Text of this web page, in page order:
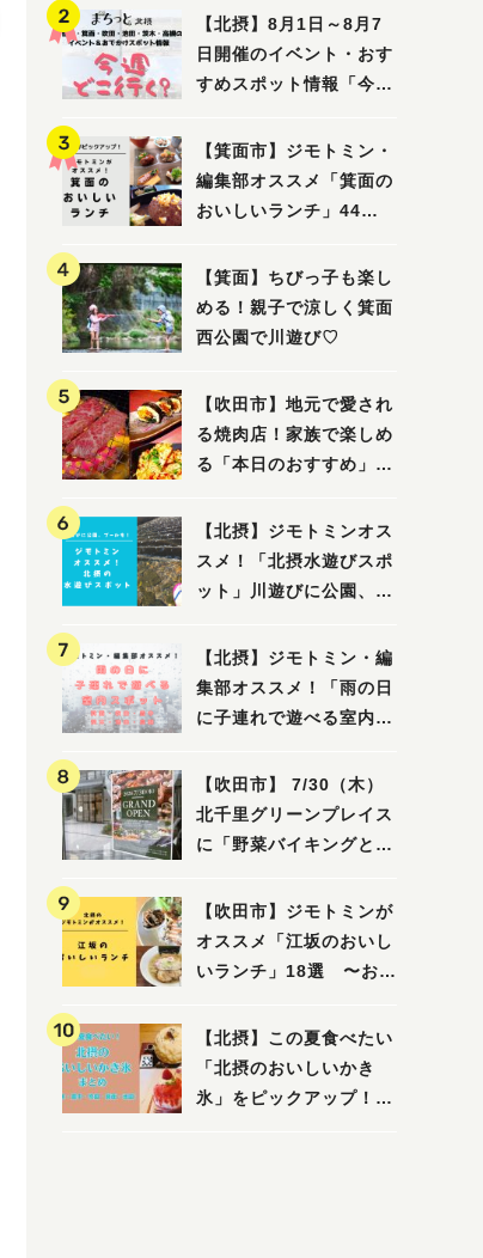
【北摂】8月1日～8月7
日開催のイベント・おす
すめスポット情報「今週
面・吹田・池田・茨木・
高槻）
【箕面市】ジモトミン・
編集部オススメ「箕面の
おいしいランチ」44
から穴場まで！〜
【箕面】ちびっ子も楽し
める！親子で涼しく箕面
西公園で川遊び♡
【吹田市】地元で愛され
る焼肉店！家族で楽しめ
る「本日のおすすめ」で
【北摂】ジモトミンオス
スメ！「北摂水遊びスポ
ット」川遊びに公園、プ
吹田・茨木・高槻）
【北摂】ジモトミン・編
集部オススメ！「雨の日
に子連れで遊べる室内ス
箕面・吹田・豊中・茨
木・池田）
【吹田市】 7/30（木）
北千里グリーンプレイス
に「野菜バイキングと飲
里店」がオープン予定！
【吹田市】ジモトミンが
オススメ「江坂のおいし
いランチ」18選 〜おし
とりさまでも楽しめるお
店まで〜
【北摂】この夏食べたい
「北摂のおいしいかき
氷」をピックアップ！